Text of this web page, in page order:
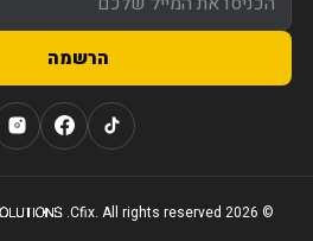
הרשמה
© 2026 Cfix. All rights reserved.